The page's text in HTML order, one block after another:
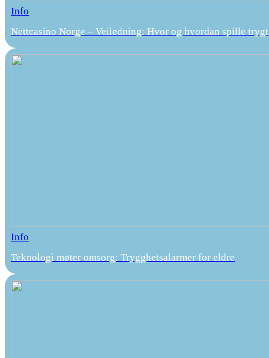
Info
Nettcasino Norge – Veiledning: Hvor og hvordan spille trygt
Info
Teknologi møter omsorg: Trygghetsalarmer for eldre